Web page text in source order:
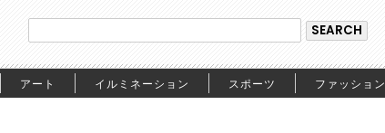
アート イルミネーション スポーツ ファッション